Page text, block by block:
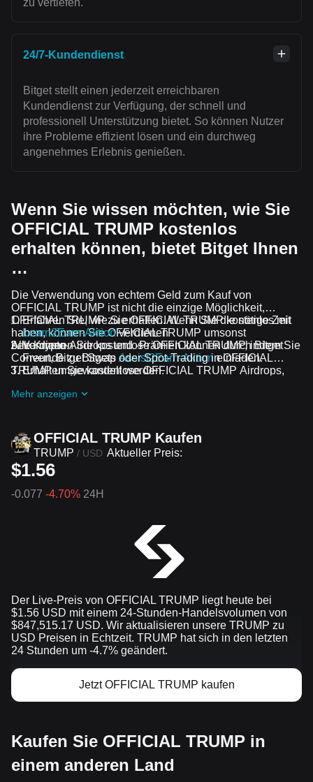
zu vertiefen.
24/7-Kundendienst
Bitget stellt einen jederzeit erreichbaren
Kundendienst zur Verfügung, der schnell und
professionell Unterstützung bietet. So können Nutzer
ihre Probleme effizient lösen und ein durchweg
angenehmes Erlebnis genießen.
Wenn Sie wissen möchten, wie Sie
OFFICIAL TRUMP kostenlos
erhalten können, bietet Bitget Ihnen
…
Die Verwendung von echtem Geld zum Kauf von
OFFICIAL TRUMP ist nicht die einzige Möglichkeit,
OFFICIAL TRUMP zu erhalten. Wenn Sie die nötige Zeit
haben, können Sie OFFICIAL TRUMP umsonst
bekommen.
Erfahren Sie, wie Sie OFFICIAL TRUMP kostenlos mit
Learn2Earn-Aktionverdienen
Verdienen Sie kostenlose OFFICIAL TRUMP, indem Sie
Freunde zu Bitgets Assist2Earn-Aktioneinladen.
Erhalten Sie kostenlose OFFICIAL TRUMP Airdrops,
Aktionenmitmachen
Alle Krypto-Airdrops und -Prämien können durch Bitget
Convert, Bitget Swap oder Spot-Trading in OFFICIAL
TRUMP umgewandelt werden.
Mehr anzeigen
OFFICIAL TRUMP Kaufen
TRUMP / USD Aktueller Preis:
$1.56
-0.077 -4.70% 24H
Der Live-Preis von OFFICIAL TRUMP liegt heute bei
$1.56 USD mit einem 24-Stunden-Handelsvolumen von
$847,515.17 USD. Wir aktualisieren unsere TRUMP zu
USD Preisen in Echtzeit. TRUMP hat sich in den letzten
24 Stunden um -4.7% geändert.
Jetzt OFFICIAL TRUMP kaufen
Kaufen Sie OFFICIAL TRUMP in
einem anderen Land